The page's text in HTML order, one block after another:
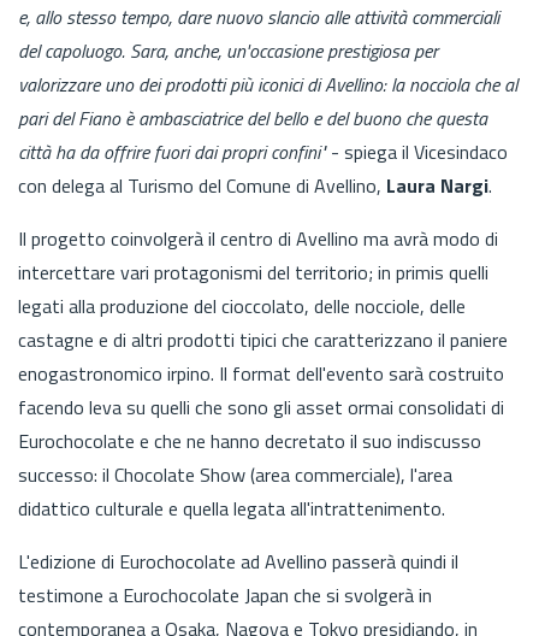
e, allo stesso tempo, dare nuovo slancio alle attività commerciali
del capoluogo. Sara, anche, un'occasione prestigiosa per
valorizzare uno dei prodotti più iconici di Avellino: la nocciola che al
pari del Fiano è ambasciatrice del bello e del buono che questa
città ha da offrire fuori dai propri confini"- spiega il Vicesindaco
con delega al Turismo del Comune di Avellino, Laura Nargi.
Il progetto coinvolgerà il centro di Avellino ma avrà modo di
intercettare vari protagonismi del territorio; in primis quelli
legati alla produzione del cioccolato, delle nocciole, delle
castagne e di altri prodotti tipici che caratterizzano il paniere
enogastronomico irpino. Il format dell'evento sarà costruito
facendo leva su quelli che sono gli asset ormai consolidati di
Eurochocolate e che ne hanno decretato il suo indiscusso
successo: il Chocolate Show (area commerciale), l'area
didattico culturale e quella legata all'intrattenimento.
L'edizione di Eurochocolate ad Avellino passerà quindi il
testimone a Eurochocolate Japan che si svolgerà in
contemporanea a Osaka, Nagoya e Tokyo presidiando, in